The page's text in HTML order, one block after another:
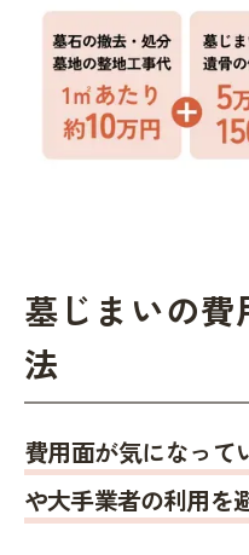
墓じまいの費
法
費用面が気になって
や大手業者の利用を